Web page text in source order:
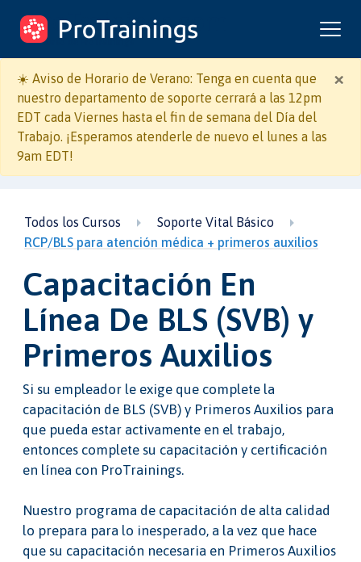
ProTrainings.com
un curso de ProTrainings
×
☀️ Aviso de Horario de Verano: Tenga en cuenta que
nuestro departamento de soporte cerrará a las 12pm
EDT cada Viernes hasta el fin de semana del Día del
Trabajo. ¡Esperamos atenderle de nuevo el lunes a las
9am EDT!
Todos los Cursos
Soporte Vital Básico
RCP/BLS para atención médica + primeros auxilios
Capacitación En
Línea De BLS (SVB) y
Primeros Auxilios
Si su empleador le exige que complete la
capacitación de BLS (SVB) y Primeros Auxilios para
que pueda estar activamente en el trabajo,
entonces complete su capacitación y certificación
en línea con ProTrainings.
Nuestro programa de capacitación de alta calidad
lo prepara para lo inesperado, a la vez que hace
que su capacitación necesaria en Primeros Auxilios